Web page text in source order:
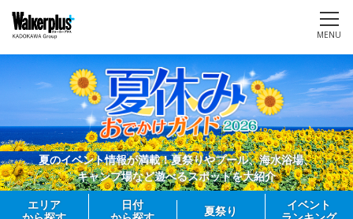
MENU
夏のイベント情報が満載！夏祭りやプール、海水浴場、
キャンプ場など遊べるスポットを大紹介
エリア
日付
夏祭り
イベント